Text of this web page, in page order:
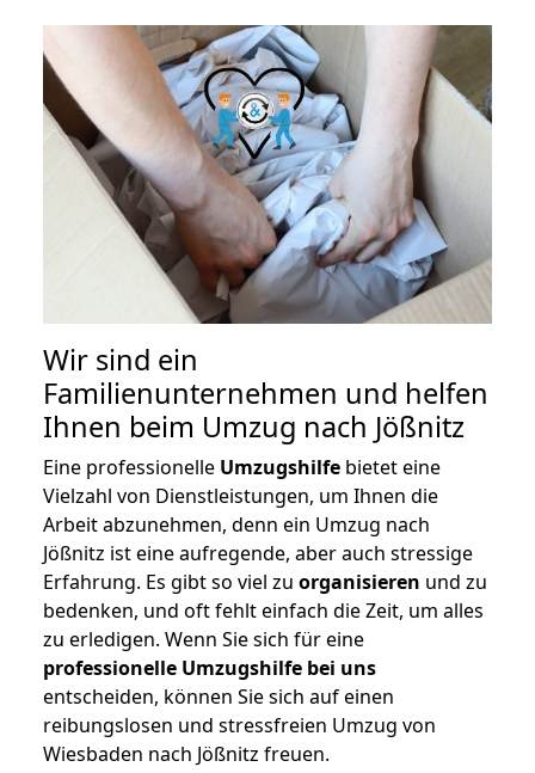
Wir sind ein
Familienunternehmen und helfen
Ihnen beim Umzug nach Jößnitz
Eine professionelle Umzugshilfe bietet eine
Vielzahl von Dienstleistungen, um Ihnen die
Arbeit abzunehmen, denn ein Umzug nach
Jößnitz ist eine aufregende, aber auch stressige
Erfahrung. Es gibt so viel zu organisieren und zu
bedenken, und oft fehlt einfach die Zeit, um alles
zu erledigen. Wenn Sie sich für eine
professionelle Umzugshilfe bei uns
entscheiden, können Sie sich auf einen
reibungslosen und stressfreien Umzug von
Wiesbaden nach Jößnitz freuen.